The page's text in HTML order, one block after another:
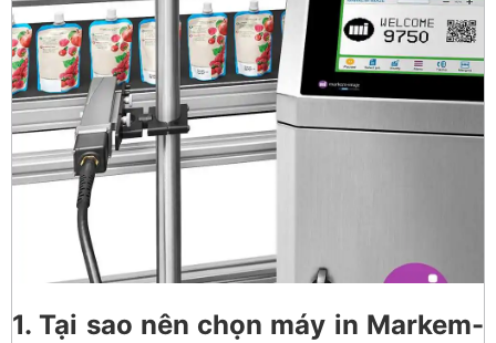
1. Tại sao nên chọn máy in Markem-